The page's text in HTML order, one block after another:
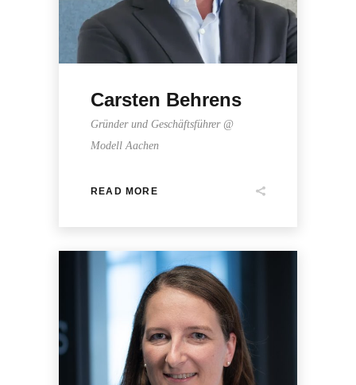
Carsten Behrens
Gründer und Geschäftsführer @
Modell Aachen
READ MORE